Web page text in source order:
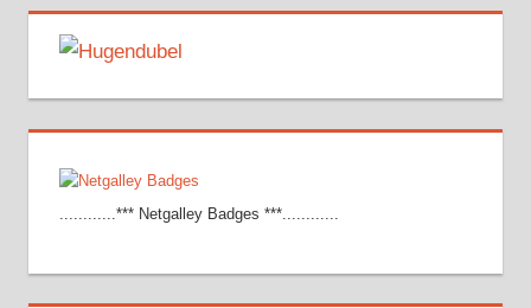
............*** Netgalley Badges ***............